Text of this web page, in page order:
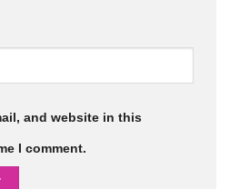
and website in this
I comment.